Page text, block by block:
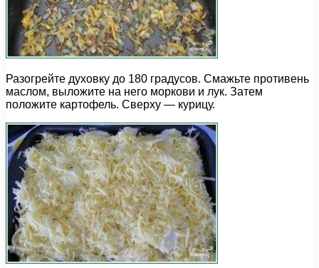
Разогрейте духовку до 180 градусов. Смажьте противень
маслом, выложите на него моркови и лук. Затем
положите картофель. Сверху — курицу.